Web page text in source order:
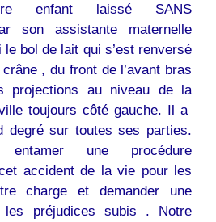
enfant laissé SANS
son assistante maternelle
bol de lait qui s’est renversé
, du front de l’avant bras
projections au niveau de la
toujours côté gauche. Il a
degré sur toutes ses parties.
entamer une procédure
accident de la vie pour les
charge et demander une
les préjudices subis . Notre